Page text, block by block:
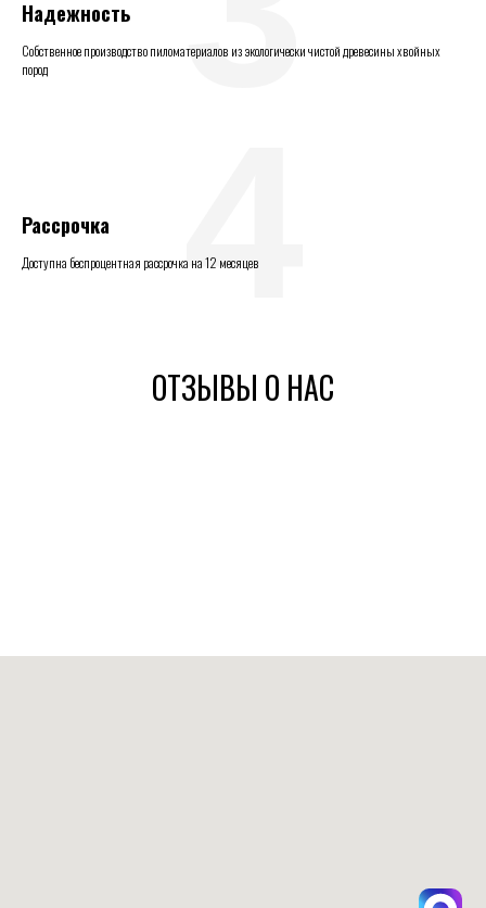
Надежность
Собственное производство пиломатериалов из экологически чистой древесины хвойных
пород
Рассрочка
Доступна беспроцентная рассрочка на 12 месяцев
4
ОТЗЫВЫ О НАС